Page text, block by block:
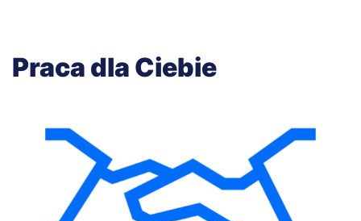
Praca dla Ciebie